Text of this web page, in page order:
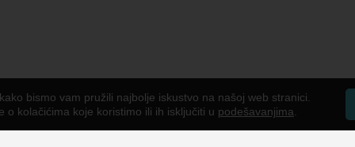
bismo vam pružili najbolje iskustvo na našoj web stranici.
o kolačićima koje koristimo ili ih isključiti u podešavanjima